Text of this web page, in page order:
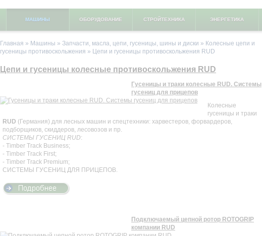
МАШИНЫ ОБОРУДОВАНИЕ СТРОЙТЕХНИКА ЭНЕРГЕТИКА
Главная » Машины » Запчасти, масла, цепи, гусеницы, шины и диски » Колесные цепи и
гусеницы противоскольжения » Цепи и гусеницы противоскольжения RUD
Цепи и гусеницы колесные противоскольжения RUD
Гусеницы и траки колесные RUD. Системы
гусениц для прицепов
Колесные
гусеницы и траки
RUD (Германия) для лесных машин и спецтехники: харвестеров, форвардеров,
подборщиков, скиддеров, лесовозов и пр.
СИСТЕМЫ ГУСЕНИЦ RUD:
- Timber Track Business;
- Timber Track First;
- Timber Track Premium;
СИСТЕМЫ ГУСЕНИЦ ДЛЯ ПРИЦЕПОВ.
Подключаемый цепной ротор ROTOGRIP
компании RUD